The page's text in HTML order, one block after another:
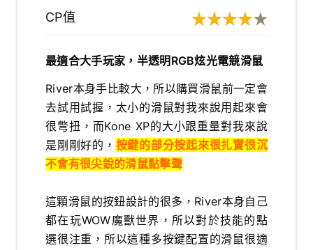
CP值
最適合大手玩家，半透明RGB炫光電競滑鼠
River本身手比較大，所以購買滑鼠前一定會
去試用試握，太小的滑鼠對我來說用起來會
很彆扭，而Kone XP的大小跟重量對我來說
是剛剛好的， 按鍵的部分按起來很扎實很沉
不會有很尖銳的滑鼠點擊聲
這顆滑鼠的按鈕設計的很多，River本身自己
都在玩WOW魔獸世界，所以對於技能的點
選很注重，所以這種多按鍵配置的滑鼠很適